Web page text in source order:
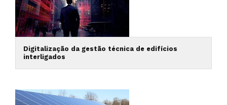
Digitalização da gestão técnica de edifícios
interligados